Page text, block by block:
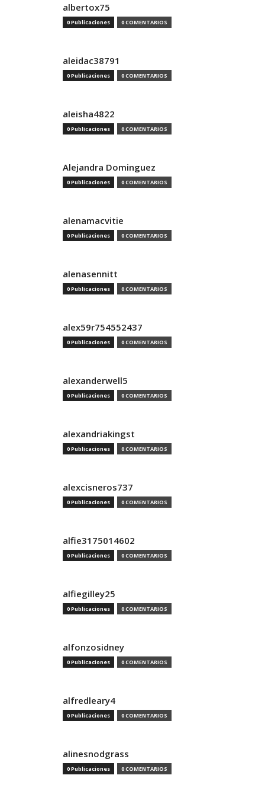
albertox75
0 Publicaciones 0 COMENTARIOS
aleidac38791
0 Publicaciones 0 COMENTARIOS
aleisha4822
0 Publicaciones 0 COMENTARIOS
Alejandra Dominguez
0 Publicaciones 0 COMENTARIOS
alenamacvitie
0 Publicaciones 0 COMENTARIOS
alenasennitt
0 Publicaciones 0 COMENTARIOS
alex59r754552437
0 Publicaciones 0 COMENTARIOS
alexanderwell5
0 Publicaciones 0 COMENTARIOS
alexandriakingst
0 Publicaciones 0 COMENTARIOS
alexcisneros737
0 Publicaciones 0 COMENTARIOS
alfie3175014602
0 Publicaciones 0 COMENTARIOS
alfiegilley25
0 Publicaciones 0 COMENTARIOS
alfonzosidney
0 Publicaciones 0 COMENTARIOS
alfredleary4
0 Publicaciones 0 COMENTARIOS
alinesnodgrass
0 Publicaciones 0 COMENTARIOS